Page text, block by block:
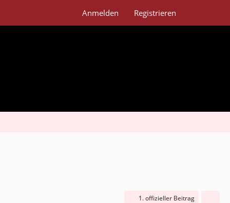
Anmelden Registrieren
1. offizieller Beitrag